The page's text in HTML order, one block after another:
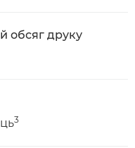
обсяг друку
3